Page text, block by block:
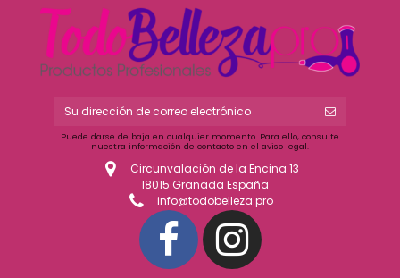
Puede darse de baja en cualquier momento. Para ello, consulte
nuestra información de contacto en el aviso legal.
Circunvalación de la Encina 13
18015 Granada España
info@todobelleza.pro